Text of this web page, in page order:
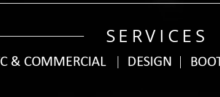
SERVICES